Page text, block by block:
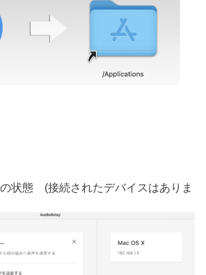
状態 (接続されたデバイスはありま